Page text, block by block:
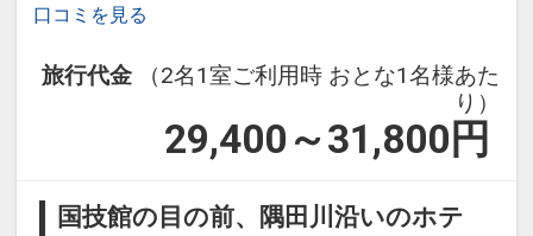
口コミを見る
旅行代金
（2名1室ご利用時 おとな1名様あた
り）
29,400～31,800 円
国技館の目の前、隅田川沿いのホテ